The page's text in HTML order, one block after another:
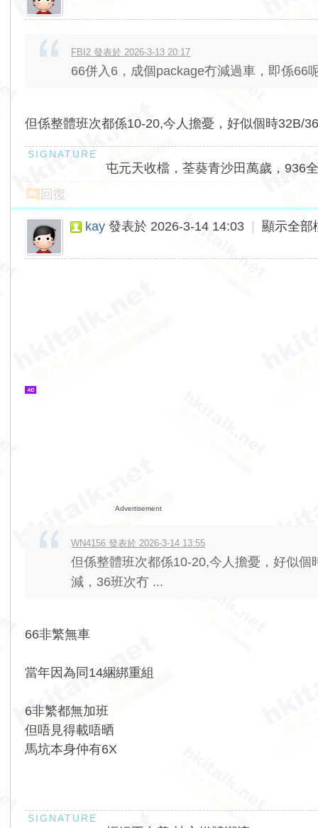
FBI2 發表於 2026-3-13 20:17
66併入6，成個package冇減過車，即係66
但係整體班次都係10-20,今人擔憂，好似個時32B/
屯元天收檔，荃葵青沙田萬歲，936
回復
kay 發表於 2026-3-14 14:03 顯示全部
Advertisement
WN4156 發表於 2026-3-14 13:55
但係整體班次都係10-20,今人擔憂，好似
減，36班次冇 ...
66非繁無車
當年因為同14綑綁重組
6非繁都無加班
但唔見得載唔晒
馬坑本身仲有6X